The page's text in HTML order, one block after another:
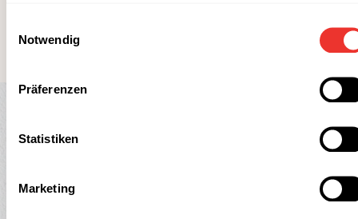
Notwendig
Präferenzen
Statistiken
Marketing
Unser Versprechen